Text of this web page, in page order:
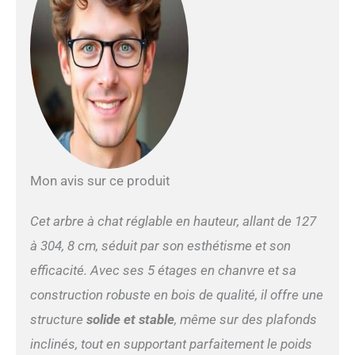
plaque supérieure. La
combinaison des 8
colonnes rend l’installation
de la tour pour chats très
flexible en termes de
hauteur et convient à la
plupart des hauteurs de la
maison. Pour les tours pour
très importantes : base
fixations dans la partie
flexible des 8 poteaux pour
garantir la stabilité de
installé de manière
sécurisée peut supporter
foyers avec plusieurs chats
Mon avis sur ce produit
Cet arbre à chat réglable en hauteur, allant de 127
à 304, 8 cm, séduit par son esthétisme et son
efficacité. Avec ses 5 étages en chanvre et sa
construction robuste en bois de qualité, il offre une
structure solide et stable, même sur des plafonds
inclinés, tout en supportant parfaitement le poids